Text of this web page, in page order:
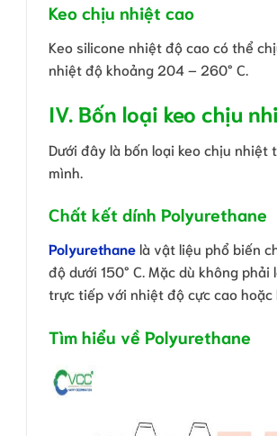
Keo chịu nhiệt cao
Keo silicone nhiệt độ cao có thể
nhiệt độ khoảng 204 – 260° C.
IV. Bốn loại keo chịu
Dưới đây là bốn loại keo chịu
mình.
Chất kết dính Polyurethane
Polyurethanelà vật liệu phổ biến
độ dưới 150° C. Mặc dù không
trực tiếp với nhiệt độ cực cao hoặc
Tìm hiểu về Polyurethane